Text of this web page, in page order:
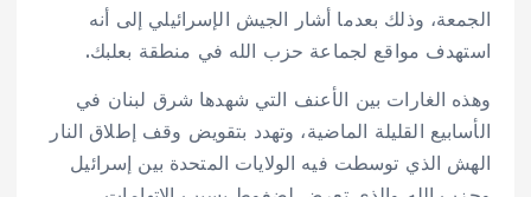
الجمعة، وذلك بعدما أشار الجيش الإسرائيلي إلى أنه
استهدف مواقع لجماعة حزب الله في منطقة بعلبك.
وهذه الغارات بين الأعنف التي شهدها شرق لبنان في
الأسابيع القليلة الماضية، وتهدد بتقويض وقف إطلاق النار
الهش الذي توسطت فيه الولايات المتحدة بين إسرائيل